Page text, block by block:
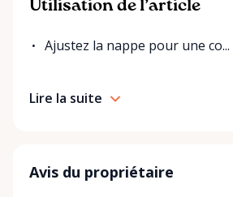
Utilisation de l’article
Ajustez la nappe pour une co...
Lire la suite
Avis du propriétaire